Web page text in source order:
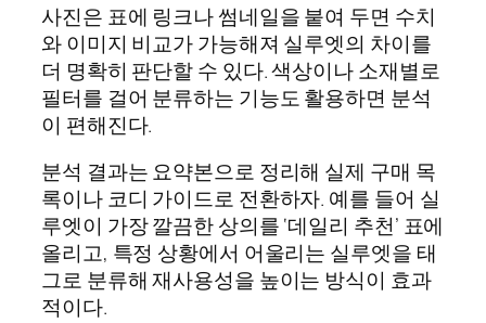
사진은 표에 링크나 썸네일을 붙여 두면 수치
와 이미지 비교가 가능해져 실루엣의 차이를
더 명확히 판단할 수 있다. 색상이나 소재별로
필터를 걸어 분류하는 기능도 활용하면 분석
이 편해진다.
분석 결과는 요약본으로 정리해 실제 구매 목
록이나 코디 가이드로 전환하자. 예를 들어 실
루엣이 가장 깔끔한 상의를 ‘데일리 추천’ 표에
올리고, 특정 상황에서 어울리는 실루엣을 태
그로 분류해 재사용성을 높이는 방식이 효과
적이다.